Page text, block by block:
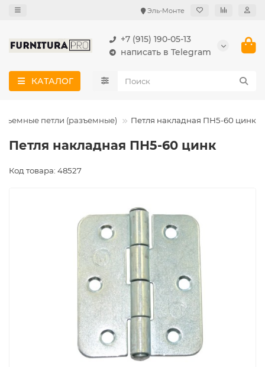
Эль-Монте
+7 (915) 190-05-13
написать в Telegram
КАТАЛОГ
Съемные петли (разъемные) Петля накладная ПН5-60 цинк
Петля накладная ПН5-60 цинк
Код товара: 48527